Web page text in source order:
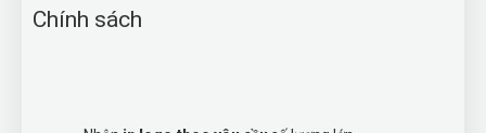
Chính sách